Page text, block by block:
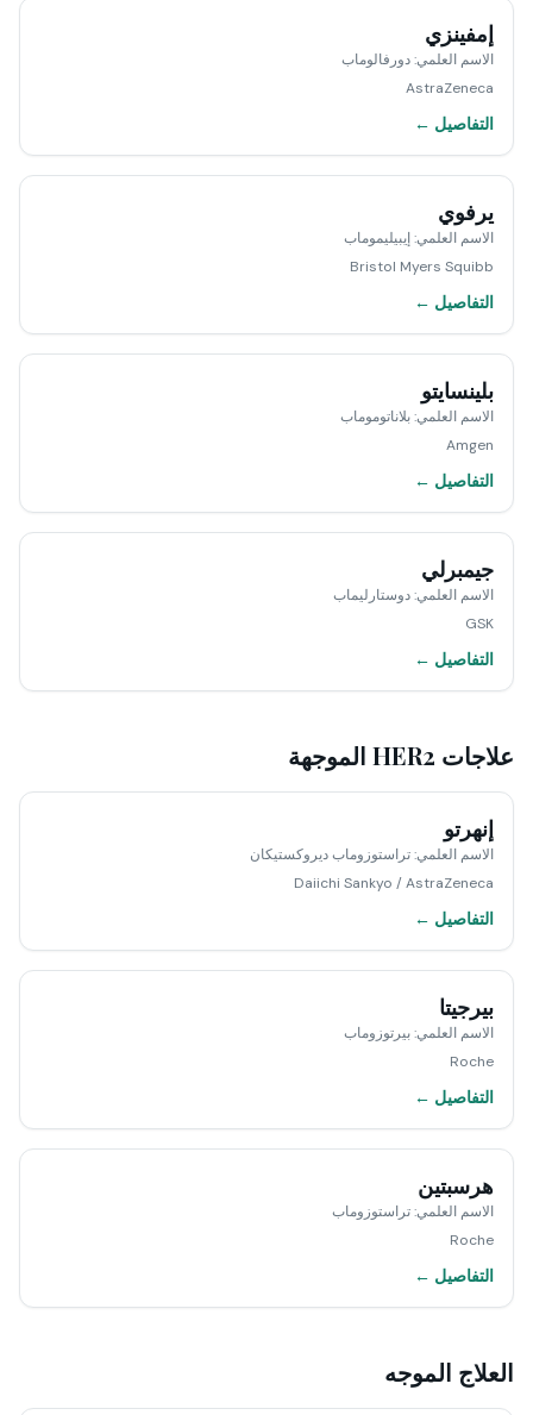
إمفينزي
الاسم العلمي:دورفالوماب
AstraZeneca
التفاصيل ←
يرفوي
الاسم العلمي:إيبيليموماب
Bristol Myers Squibb
التفاصيل ←
بلينسايتو
الاسم العلمي:بلاناتوموماب
Amgen
التفاصيل ←
جيمبرلي
الاسم العلمي:دوستارليماب
GSK
التفاصيل ←
علاجات HER2 الموجهة
إنهرتو
الاسم العلمي:تراستوزوماب ديروكستيكان
Daiichi Sankyo / AstraZeneca
التفاصيل ←
بيرجيتا
الاسم العلمي:بيرتوزوماب
Roche
التفاصيل ←
هرسبتين
الاسم العلمي:تراستوزوماب
Roche
التفاصيل ←
العلاج الموجه